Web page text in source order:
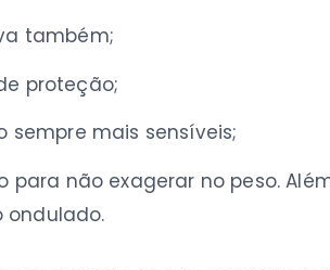
também;
proteção;
sempre mais sensíveis;
não exagerar no peso.
ondulado.